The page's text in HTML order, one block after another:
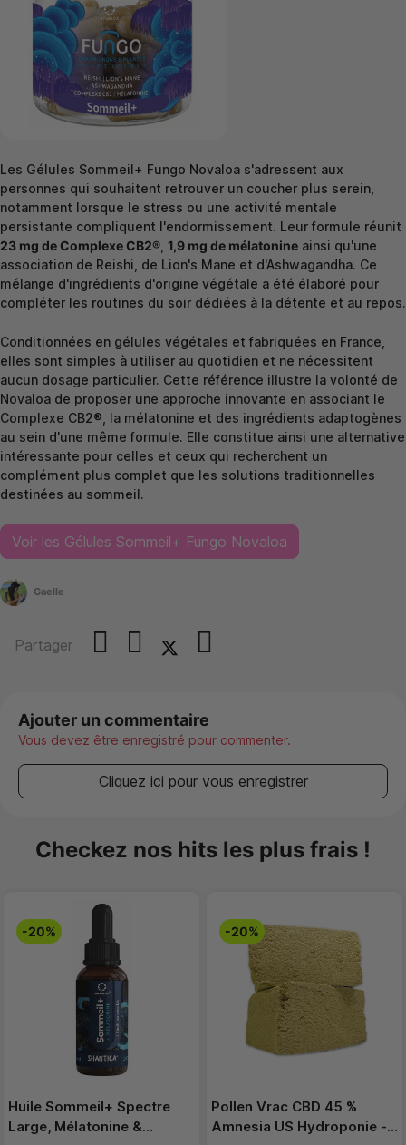
Les Gélules Sommeil+ Fungo Novaloa s'adressent aux
personnes qui souhaitent retrouver un coucher plus serein,
notamment lorsque le stress ou une activité mentale
persistante compliquent l'endormissement. Leur formule réunit
23 mg de Complexe CB2® 1,9 mg de mélatonine ainsi qu'une
association de Reishi, de Lion's Mane et d'Ashwagandha. Ce
mélange d'ingrédients d'origine végétale a été élaboré pour
compléter les routines du soir dédiées à la détente et au repos.
Conditionnées en gélules végétales et fabriquées en France,
elles sont simples à utiliser au quotidien et ne nécessitent
aucun dosage particulier. Cette référence illustre la volonté de
Novaloa de proposer une approche innovante en associant le
Complexe CB2®, la mélatonine et des ingrédients adaptogènes
au sein d'une même formule. Elle constitue ainsi une alternative
intéressante pour celles et ceux qui recherchent un
complément plus complet que les solutions traditionnelles
destinées au sommeil.
Voir les Gélules Sommeil+ Fungo Novaloa
Gaelle
Partager
Ajouter un commentaire
Vous devez être enregistré pour commenter.
Cliquez ici pour vous enregistrer
Checkez nos hits les plus frais !
-20%
Huile Sommeil+ Spectre
Large, Mélatonine &…
-20%
Pollen Vrac CBD 45 %
Amnesia US Hydroponie -…